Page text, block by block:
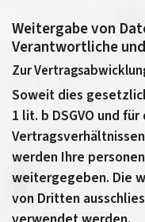
Weitergabe von
Verantwortliche
Zur
Soweit dies
1 lit. b DSGVO und
werden Ihre
weitergegeben. Die
von Dritten